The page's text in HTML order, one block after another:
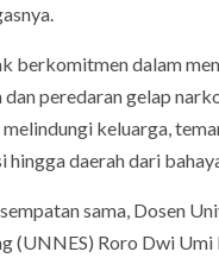
berkomitmen dalam
dan peredaran gelap
keluarga,
hingga daerah dari
sama, Dosen
(UNNES) Roro Dwi Umi